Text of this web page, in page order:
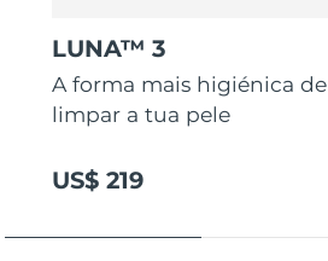
LUNA™ 3
A forma mais higiénica de
limpar a tua pele
US$ 219